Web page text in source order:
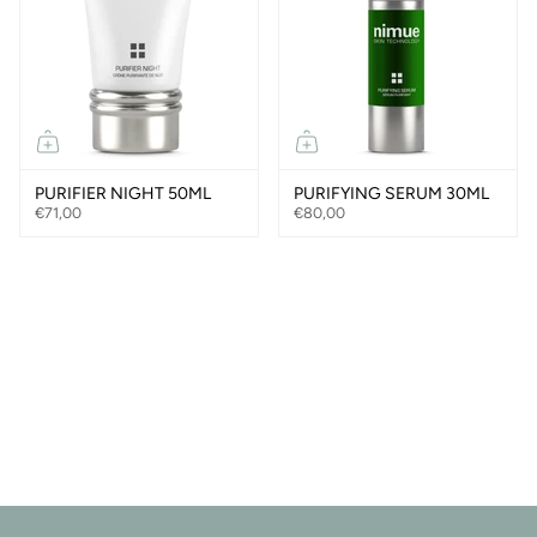
PURIFIER NIGHT 50ML
€71,00
PURIFYING SERUM 30ML
€80,00